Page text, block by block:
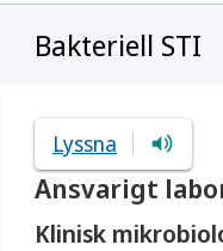
Bakteriell STI
Lyssna
Ansvarigt
Klinisk